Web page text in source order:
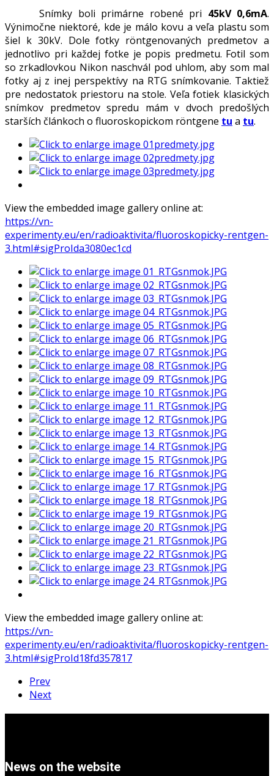
Snímky boli primárne robené pri 45kV 0,6mA.
Výnimočne niektoré, kde je málo kovu a veľa plastu som
šiel k 30kV. Dole fotky röntgenovaných predmetov a
jednotlivo pri každej fotke je popis predmetu. Fotil som
so zrkadlovkou Nikon naschvál pod uhlom, aby som mal
fotky aj z inej perspektívy na RTG snímkovanie. Taktiež
pre nedostatok priestoru na stole. Veľa fotiek klasických
snímkov predmetov spredu mám v dvoch predošlých
starších článkoch o fluoroskopickom röntgene tu a tu.
View the embedded image gallery online at:
https://vn-
experimenty.eu/en/radioaktivita/fluoroskopicky-rentgen-
3.html#sigProIda3080ec1cd
View the embedded image gallery online at:
https://vn-
experimenty.eu/en/radioaktivita/fluoroskopicky-rentgen-
3.html#sigProId18fd357817
Prev
Next
News on the website